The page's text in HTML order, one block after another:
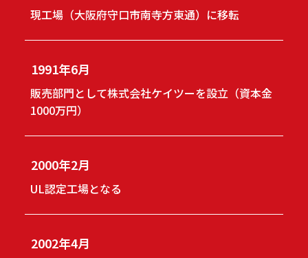
現工場（大阪府守口市南寺方東通）に移転
1991年6月
販売部門として株式会社ケイツーを設立（資本金
1000万円）
2000年2月
UL認定工場となる
2002年4月